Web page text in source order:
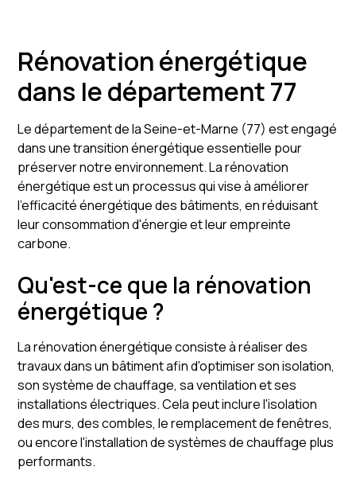
Rénovation énergétique
dans le département 77
Le département de la Seine-et-Marne (77) est engagé
dans une transition énergétique essentielle pour
préserver notre environnement. La rénovation
énergétique est un processus qui vise à améliorer
l'efficacité énergétique des bâtiments, en réduisant
leur consommation d'énergie et leur empreinte
carbone.
Qu'est-ce que la rénovation
énergétique ?
La rénovation énergétique consiste à réaliser des
travaux dans un bâtiment afin d'optimiser son isolation,
son système de chauffage, sa ventilation et ses
installations électriques. Cela peut inclure l'isolation
des murs, des combles, le remplacement de fenêtres,
ou encore l'installation de systèmes de chauffage plus
performants.